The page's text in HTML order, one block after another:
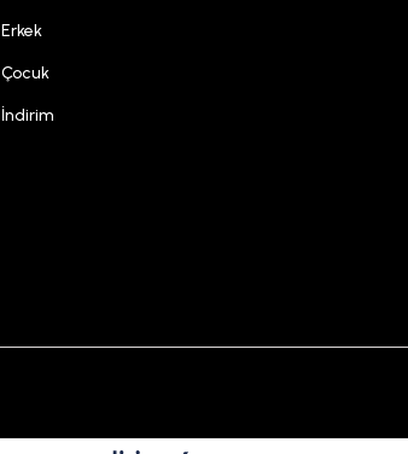
Erkek
Çocuk
İndirim